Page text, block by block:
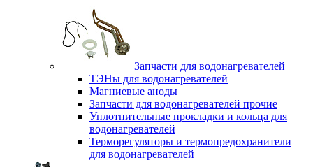
Запчасти для водонагревателей
ТЭНы для водонагревателей
Магниевые аноды
Запчасти для водонагревателей прочие
Уплотнительные прокладки и кольца для
водонагревателей
Терморегуляторы и термопредохранители
для водонагревателей